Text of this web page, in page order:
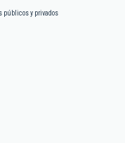
públicos y privados